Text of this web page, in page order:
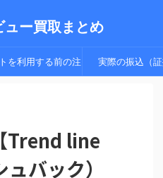
ー買取まとめ
を利用する前の注 実際の振込（証
Trend line
バック）